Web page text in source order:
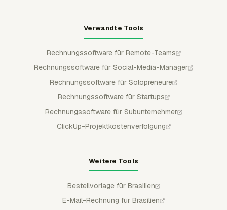
Verwandte Tools
Rechnungssoftware für Remote-Teams
Rechnungssoftware für Social-Media-Manager
Rechnungssoftware für Solopreneure
Rechnungssoftware für Startups
Rechnungssoftware für Subunternehmer
ClickUp-Projektkostenverfolgung
Weitere Tools
Bestellvorlage für Brasilien
E-Mail-Rechnung für Brasilien